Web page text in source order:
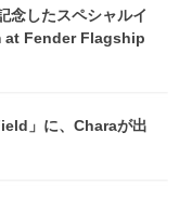
念したスペシャルイ
at Fender Flagship
」に、Charaが出